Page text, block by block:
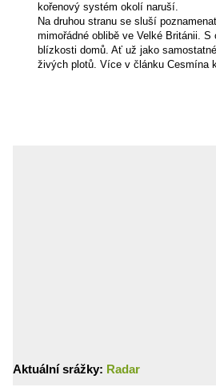
kořenový systém okolí naruší.
Na druhou stranu se sluší
mimořádné oblibě ve Velké Británii.
blízkosti domů. Ať už jako
živých plotů. Více v článku Cesmína
Aktuální srážky: Radar